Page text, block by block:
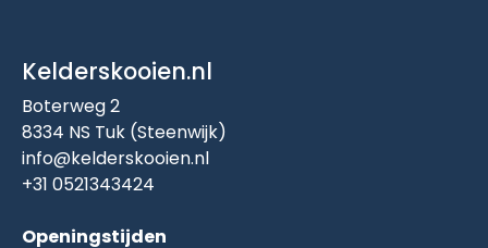
Kelderskooien.nl
Boterweg 2
8334 NS Tuk (Steenwijk)
info@kelderskooien.nl
+31 0521343424
Openingstijden